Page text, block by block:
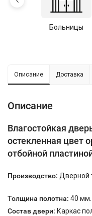
Больницы
Описание Доставка
Описание
Влагостойкая
остекленная цвет
отбойной
Производство: Дверной
Толщина полотна: 40 мм.
Состав двери: Каркас